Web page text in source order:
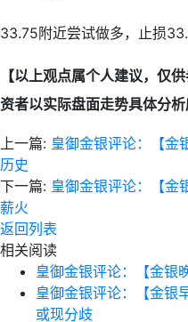
33.75附近尝试做多，止损
【以上观点属个人建议，仅
资者以实际盘面走势具体分析
上一篇: 皇御金银评论：【金
历史
下一篇: 皇御金银评论：【金
薪火
返回列表
相关阅读
皇御金银评论：【金银
皇御金银评论：【金银
或现分歧